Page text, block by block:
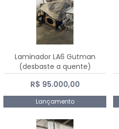
Laminador LA6 Gutman
(desbaste a quente)
R$ 95.000,00
Lançamento